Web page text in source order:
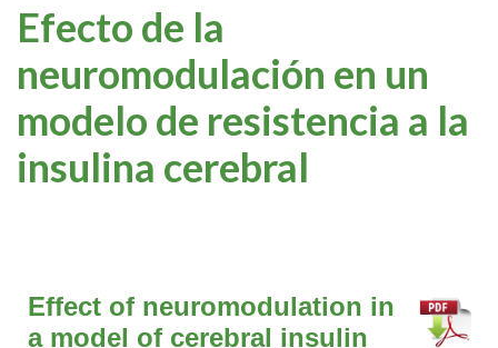
Efecto de la
neuromodulación en un
modelo de resistencia a la
insulina cerebral
Effect of neuromodulation in
a model of cerebral insulin